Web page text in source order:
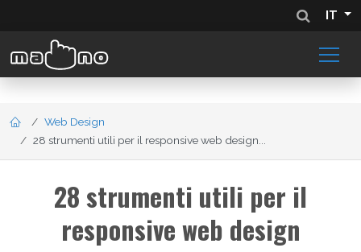
IT
Web Design
28 strumenti utili per il responsive web design...
28 strumenti utili per il
responsive web design